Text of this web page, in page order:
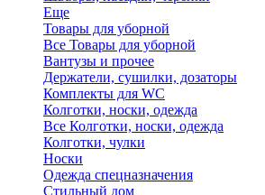
Еще
Товары для уборной
Все Товары для уборной
Вантузы и прочее
Держатели, сушилки, дозаторы
Комплекты для WC
Колготки, носки, одежда
Все Колготки, носки, одежда
Колготки, чулки
Носки
Одежда спецназначения
Стильный дом